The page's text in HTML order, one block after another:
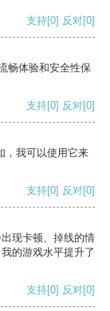
支持[0] 反对[0]
畅体验和安全性保
支持[0] 反对[0]
，我可以使用它来
支持[0] 反对[0]
现卡顿、掉线的情
的游戏水平提升了
支持[0] 反对[0]